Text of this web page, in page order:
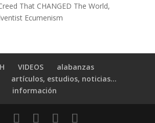
That CHANGED The World,
Ecumenism
VIDEOS
alabanzas
artículos, estudios, noticias…
información